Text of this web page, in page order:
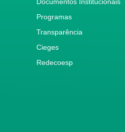
Documentos Institucionais
Programas
Transparência
Cieges
Redecoesp